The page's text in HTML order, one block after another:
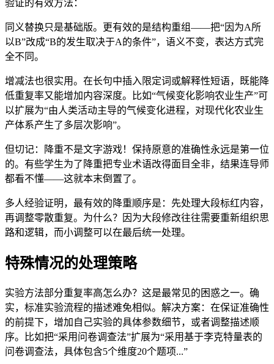
验证的有效方法：
同义替换只是基础版。更有效的是结构重组——把“因为A所
以B”改成“B的发生取决于A的条件”，语义不变，表达方式完
全不同。
增减法也很实用。在长句中插入限定词或解释性短语，既能降
低重复率又能增加内容深度。比如“气候变化影响农业生产”可
以扩展为“由人类活动主导的气候变化进程，对现代化农业生
产体系产生了多层次影响”。
但切记：降重不是文字游戏！保持原意的准确性永远是第一位
的。有些学生为了降重把专业术语改得面目全非，结果连导师
都看不懂——这就本末倒置了。
多人经验证明，最有效的降重顺序是：先处理大段标红内容，
再调整零散重复。为什么？因为大段修改往往需要重新组织思
路和逻辑，而小调整可以在最后统一处理。
特殊情况的处理策略
实验方法部分重复率高怎么办？这是最常见的困惑之一。确
实，标准实验流程的描述难免相似。解决方案：在保证准确性
的前提下，增加自己实验的具体参数细节，或者调整描述顺
序。比如把“采用问卷调查法”扩展为“采用基于李克特量表的
问卷调查法，具体包含5个维度20个题项...”